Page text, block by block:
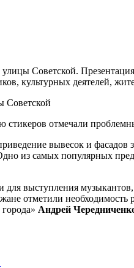
Советской.
культурных деятелей,
отмечали
вывесок и
из самых популярных
выступления
отметили
Андрей